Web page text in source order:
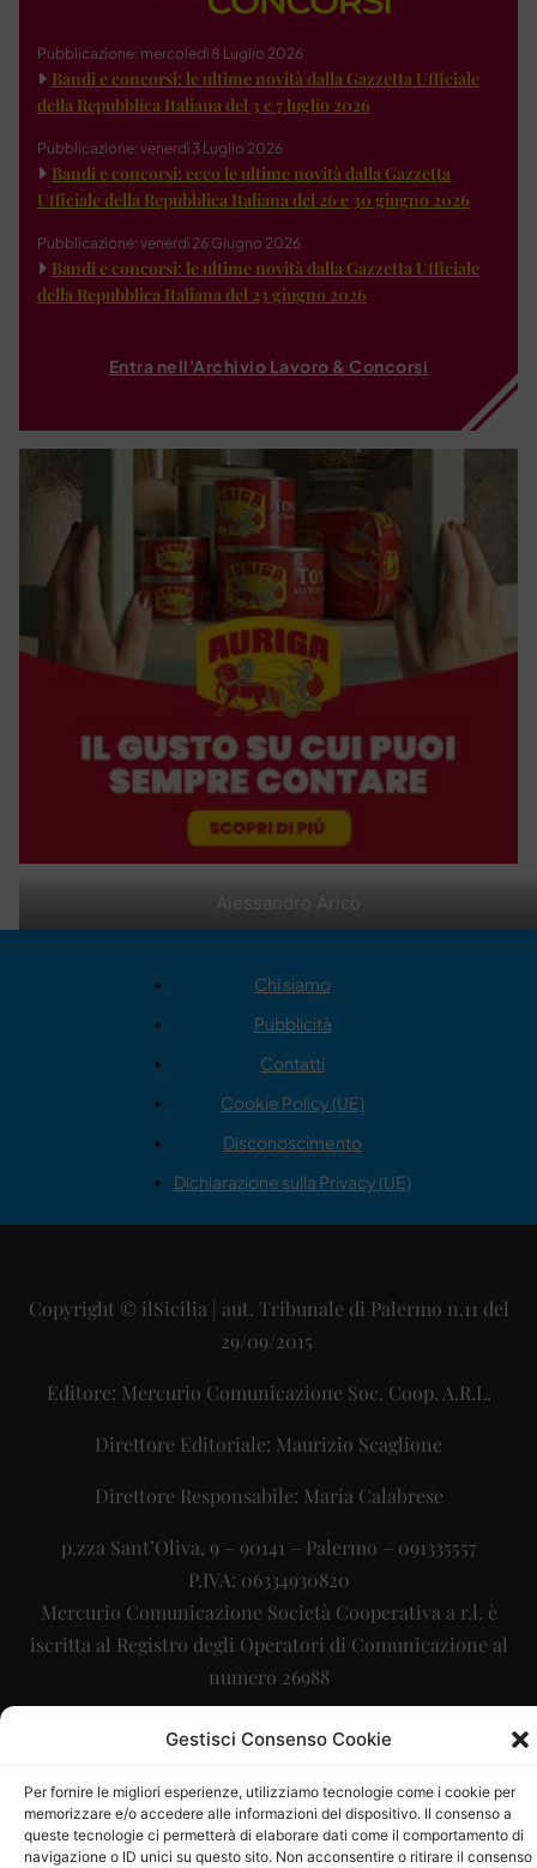
Gestisci Consenso Cookie
Per fornire le migliori esperienze, utilizziamo tecnologie come i cookie per
memorizzare e/o accedere alle informazioni del dispositivo. Il consenso a
queste tecnologie ci permetterà di elaborare dati come il comportamento di
navigazione o ID unici su questo sito. Non acconsentire o ritirare il consenso
Alessandro Aricò
Pubblicazione: mercoledì 8 Luglio 2026
Bandi e concorsi: le ultime novità dalla Gazzetta Ufficiale
della Repubblica Italiana del 3 e 7 luglio 2026
Pubblicazione: venerdì 3 Luglio 2026
Bandi e concorsi: ecco le ultime novità dalla Gazzetta
Ufficiale della Repubblica Italiana del 26 e 30 giugno 2026
Pubblicazione: venerdì 26 Giugno 2026
Bandi e concorsi: le ultime novità dalla Gazzetta Ufficiale
della Repubblica Italiana del 23 giugno 2026
Entra nell'Archivio Lavoro & Concorsi
Chi siamo
Pubblicità
Contatti
Cookie Policy (UE)
Disconoscimento
Dichiarazione sulla Privacy (UE)
Copyright © ilSicilia | aut. Tribunale di Palermo n.11 del
29/09/2015
Editore: Mercurio Comunicazione Soc. Coop. A.R.L.
Direttore Editoriale: Maurizio Scaglione
Direttore Responsabile: Maria Calabrese
p.zza Sant’Oliva, 9 – 90141 – Palermo – 091335557
P.IVA: 06334930820
Mercurio Comunicazione Società Cooperativa a r.l. è
iscritta al Registro degli Operatori di Comunicazione al
numero 26988
Sito gestito da La Digitale srl – info@ladigitale.it